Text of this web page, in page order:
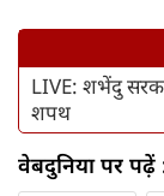
LIVE: शभेंदु
शपथ
वेबदुनिया पर पढ़ें